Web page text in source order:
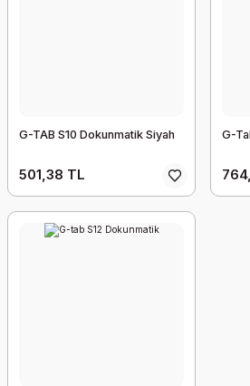
G-TAB S10 Dokunmatik Siyah
501,38 TL
G-